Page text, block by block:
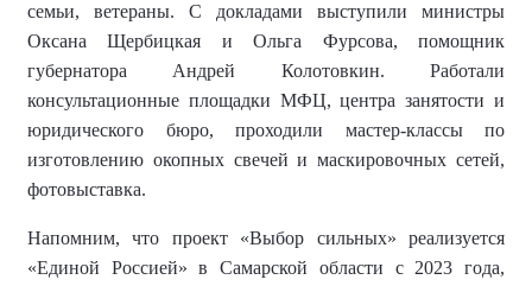
семьи, ветераны. С докладами выступили министры
Оксана Щербицкая и Ольга Фурсова, помощник
губернатора Андрей Колотовкин. Работали
консультационные площадки МФЦ, центра занятости и
юридического бюро, проходили мастер-классы по
изготовлению окопных свечей и маскировочных сетей,
фотовыставка.
Напомним, что проект «Выбор сильных» реализуется
«Единой Россией» в Самарской области с 2023 года,